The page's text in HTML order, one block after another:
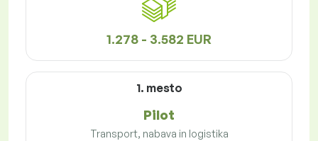
1.278 - 3.582 EUR
1. mesto
Pilot
Transport, nabava in logistika